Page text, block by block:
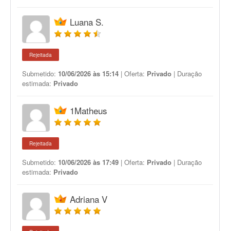
Luana S.
Rejeitada
Submetido: 10/06/2026 às 15:14 | Oferta: Privado | Duração
estimada: Privado
1Matheus
Rejeitada
Submetido: 10/06/2026 às 17:49 | Oferta: Privado | Duração
estimada: Privado
Adriana V